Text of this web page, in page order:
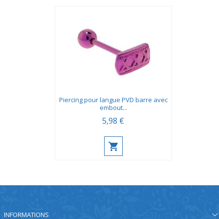
Piercing pour langue PVD barre avec
embout...
5,98 €
INFORMATIONS